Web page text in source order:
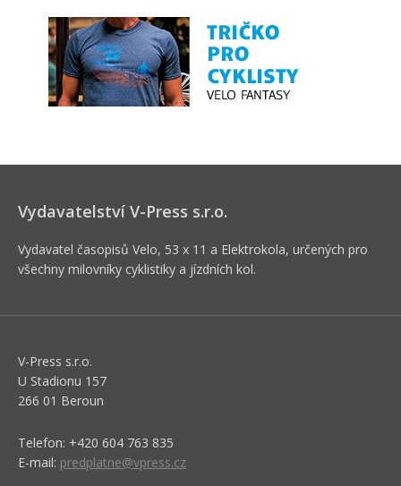
Vydavatelství V-Press s.r.o.
Vydavatel časopisů Velo, 53 x 11 a Elektrokola, určených pro
všechny milovníky cyklistiky a jízdních kol.
V-Press s.r.o.
U Stadionu 157
266 01 Beroun
Telefon: +420 604 763 835
E-mail: predplatne@vpress.cz